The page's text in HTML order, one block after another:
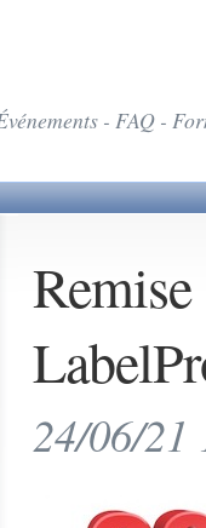
- FAQ -
24/06/21